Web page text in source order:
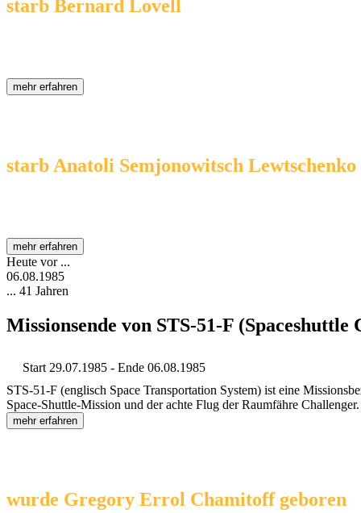
starb Bernard Lovell
mehr erfahren
starb Anatoli Semjonowitsch Lewtschenko
mehr erfahren
Heute vor ...
06.08.1985
... 41 Jahren
Missionsende von STS-51-F (Spaceshuttle
Start 29.07.1985 - Ende 06.08.1985
STS-51-F (englisch Space Transportation System) ist eine
Space-Shuttle-Mission und der achte Flug der Raumfähre Challenger.
mehr erfahren
wurde Gregory Errol Chamitoff geboren